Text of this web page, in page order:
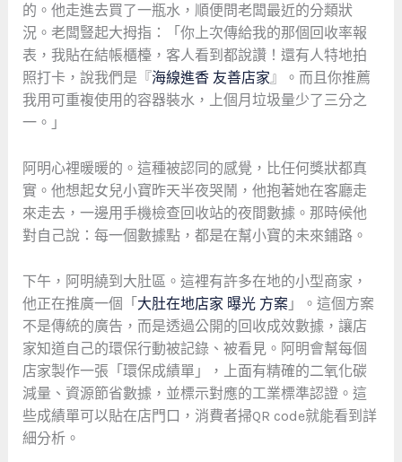
的。他走進去買了一瓶水，順便問老闆最近的分類狀
況。老闆豎起大拇指：「你上次傳給我的那個回收率報
表，我貼在結帳櫃檯，客人看到都說讚！還有人特地拍
照打卡，說我們是『海線進香 友善店家』。而且你推薦
我用可重複使用的容器裝水，上個月垃圾量少了三分之
一。」
阿明心裡暖暖的。這種被認同的感覺，比任何獎狀都真
實。他想起女兒小寶昨天半夜哭鬧，他抱著她在客廳走
來走去，一邊用手機檢查回收站的夜間數據。那時候他
對自己說：每一個數據點，都是在幫小寶的未來鋪路。
下午，阿明繞到大肚區。這裡有許多在地的小型商家，
他正在推廣一個「 大肚在地店家 曝光 方案」。這個方案
不是傳統的廣告，而是透過公開的回收成效數據，讓店
家知道自己的環保行動被記錄、被看見。阿明會幫每個
店家製作一張「環保成績單」，上面有精確的二氧化碳
減量、資源節省數據，並標示對應的工業標準認證。這
些成績單可以貼在店門口，消費者掃QR code就能看到詳
細分析。